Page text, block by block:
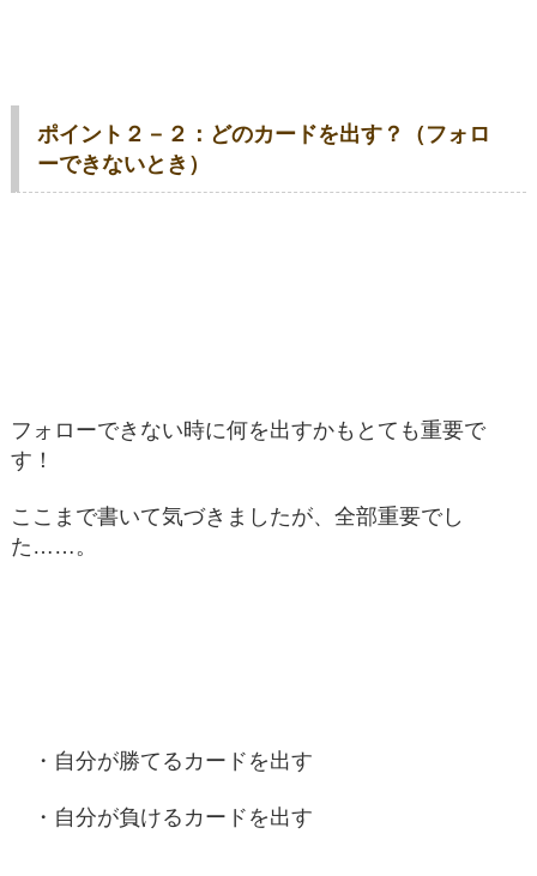
ポイント２－２：どのカードを出す？（フォロ
ーできないとき）
フォローできない時に何を出すかもとても重要で
す！
ここまで書いて気づきましたが、全部重要でし
た……。
・自分が勝てるカードを出す
・自分が負けるカードを出す